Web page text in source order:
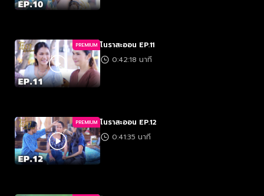
PREMIUM โนราสะออน EP.11
0:42:18 นาที
PREMIUM โนราสะออน EP.12
0:41:35 นาที